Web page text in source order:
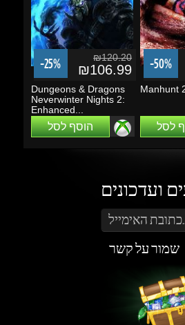
-25% ₪120.20
₪106.99
Dungeons & Dragons
Neverwinter Nights 2:
Enhanced...
הוסף לסל
-50%
Manhunt
לסל
ועדכונים
שמור על קשר